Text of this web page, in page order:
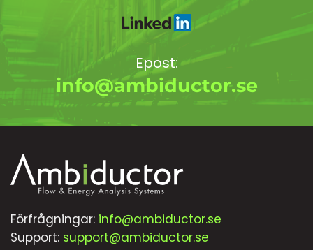
Epost:
info@ambiductor.se
Förfrågningar: info@ambiductor.se
Support: support@ambiductor.se